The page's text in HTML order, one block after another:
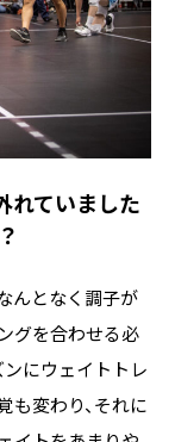
れていました
んとなく調子が
グを合わせる必
ンにウェイトトレ
も変わり、それに